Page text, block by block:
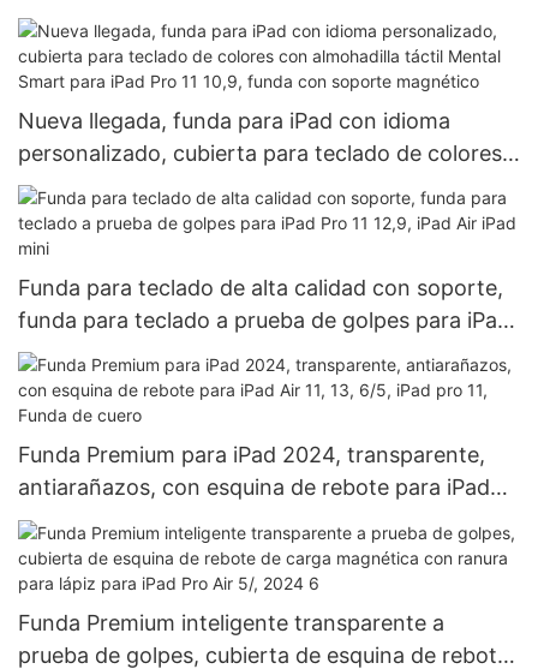
funda para teclado para iPad Pro 11 iPad pro 12.9
Nueva llegada, funda para iPad con idioma
personalizado, cubierta para teclado de colores
con almohadilla táctil Mental Smart para iPad Pro
11 10,9, funda con soporte magnético
Funda para teclado de alta calidad con soporte,
funda para teclado a prueba de golpes para iPad
Pro 11 12,9, iPad Air iPad mini
Funda Premium para iPad 2024, transparente,
antiarañazos, con esquina de rebote para iPad
Air 11, 13, 6/5, iPad pro 11, Funda de cuero
Funda Premium inteligente transparente a
prueba de golpes, cubierta de esquina de rebote